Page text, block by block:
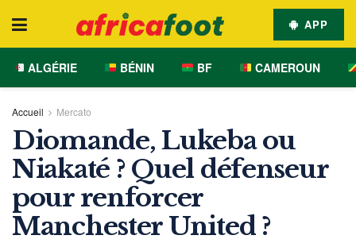
APP
ALGÉRIE BÉNIN BF CAMEROUN
Accueil Mercato
Diomande, Lukeba ou
Niakaté ? Quel défenseur
pour renforcer
Manchester United ?